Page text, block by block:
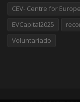
CEV- Centre for
EVCapital2025
Voluntariado